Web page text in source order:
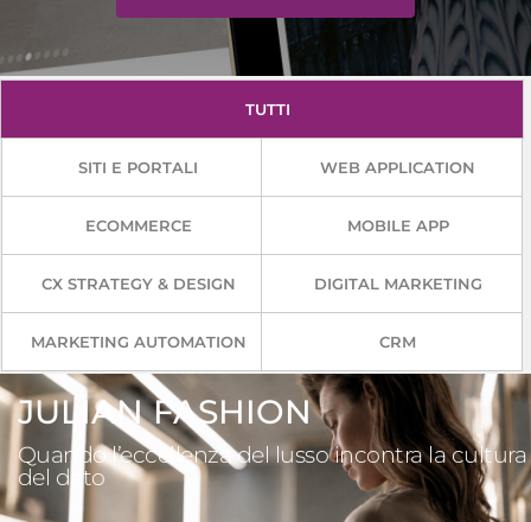
TUTTI
SITI E PORTALI WEB APPLICATION
ECOMMERCE MOBILE APP
CX STRATEGY & DESIGN DIGITAL MARKETING
MARKETING AUTOMATION CRM
JULIAN FASHION
Quando l’eccellenza del lusso incontra la cultura
del dato